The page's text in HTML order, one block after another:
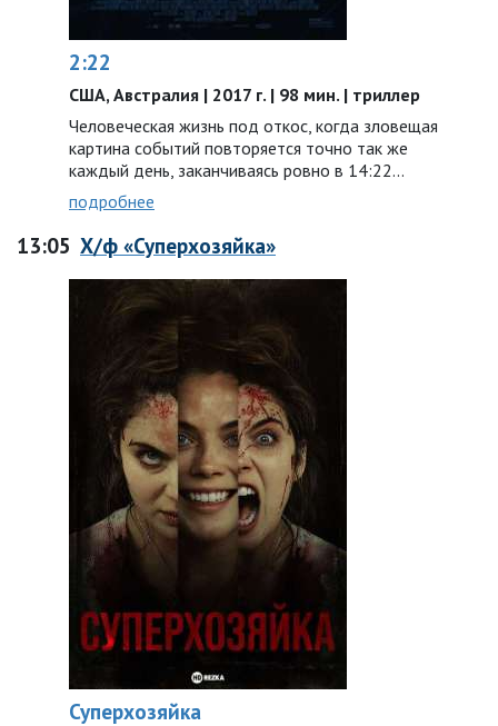
2:22
США, Австралия | 2017 г. | 98 мин. | триллер
Человеческая жизнь под откос, когда зловещая
картина событий повторяется точно так же
каждый день, заканчиваясь ровно в 14:22...
подробнее
13:05 Х/ф «Суперхозяйка»
Суперхозяйка